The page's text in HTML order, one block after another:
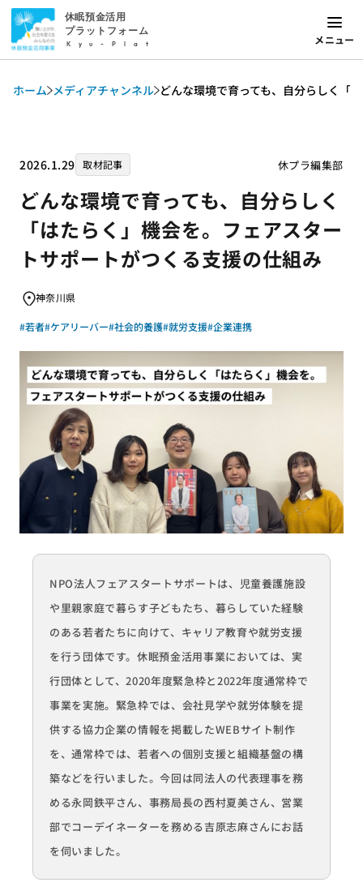
休眠預金活用
プラットフォーム
Kyu-Plat メニュー
ホーム メディアチャンネル どんな環境で育っても、自分らしく「
2026.1.29 取材記事 休プラ編集部
どんな環境で育っても、自分らしく
「はたらく」機会を。フェアスター
トサポートがつくる支援の仕組み
神奈川県
#若者#ケアリーバー#社会的養護#就労支援#企業連携
NPO法人フェアスタートサポートは、児童養護施設
や里親家庭で暮らす子どもたち 、暮らしていた経験
のある若者たちに向けて、キャリア教育や就労支援
を行う団体です。休眠預金活用事業においては、実
行団体として、2020年度緊急枠と2022年度通常枠で
事業を実施。緊急枠では、会社見学や就労体験を提
供する協力企業の情報を掲載したWEBサイト制作
を、通常枠では、若者への個別支援と組織基盤の構
築などを行いました。今回は同法人の代表理事を務
める永岡鉄平さん、事務局長の西村夏美さん、営業
部でコーデイネーターを務める吉原志麻さんにお話
を伺いました。